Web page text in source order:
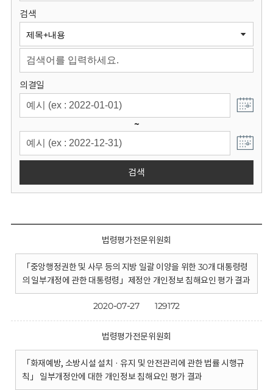
원
회
검색
의결일
~
검색
법령평가전문위원회
「중앙행정권한 및 사무 등의 지방 일괄 이양을 위한 30개 대통령령
의 일부개정에 관한 대통령령」제정안 개인정보 침해요인 평가 결과
2020-07-27 129172
법령평가전문위원회
「화재예방, 소방시설 설치 · 유지 및 안전관리에 관한 법률 시행규
칙」 일부개정안에 대한 개인정보 침해요인 평가 결과